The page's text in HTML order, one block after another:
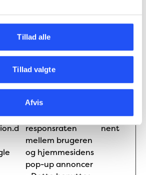
Tillad alle
Tillad valgte
Afvis
marketing-
indsats, ved at
måle på
konversionsraten
annoncer på
tværs af
hjemmesider.
Registrerer
responsraten
mellem brugeren
og hjemmesidens
pop-up annoncer
Perma
nent